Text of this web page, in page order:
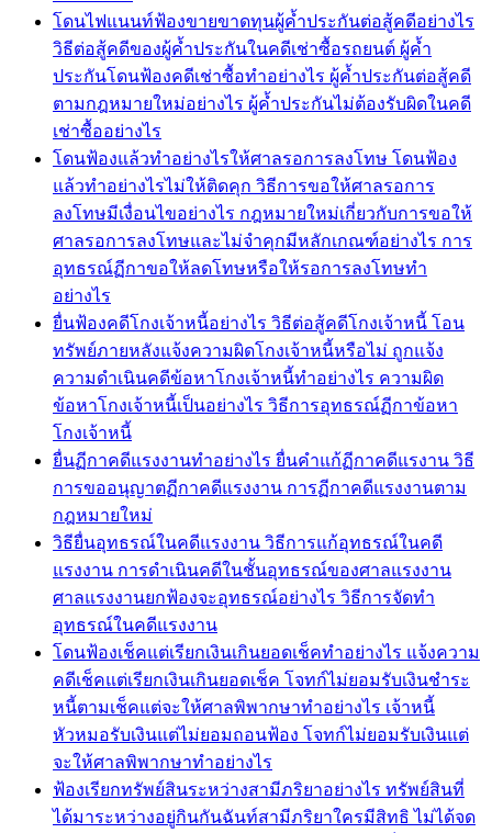
โดนไฟแนนท์ฟ้องขายขาดทุนผู้ค้ำประกันต่อสู้คดีอย่างไร
วิธีต่อสู้คดีของผู้ค้ำประกันในคดีเช่าซื้อรถยนต์ ผู้ค้ำ
ประกันโดนฟ้องคดีเช่าซื้อทำอย่างไร ผู้ค้ำประกันต่อสู้คดี
ตามกฎหมายใหม่อย่างไร ผู้ค้ำประกันไม่ต้องรับผิดในคดี
เช่าซื้ออย่างไร
โดนฟ้องแล้วทำอย่างไรให้ศาลรอการลงโทษ โดนฟ้อง
แล้วทำอย่างไรไม่ให้ติดคุก วิธีการขอให้ศาลรอการ
ลงโทษมีเงื่อนไขอย่างไร กฎหมายใหม่เกี่ยวกับการขอให้
ศาลรอการลงโทษและไม่จำคุกมีหลักเกณฑ์อย่างไร การ
อุทธรณ์ฏีกาขอให้ลดโทษหรือให้รอการลงโทษทำ
อย่างไร
ยื่นฟ้องคดีโกงเจ้าหนี้อย่างไร วิธีต่อสู้คดีโกงเจ้าหนี้ โอน
ทรัพย์ภายหลังแจ้งความผิดโกงเจ้าหนี้หรือไม่ ถูกแจ้ง
ความดำเนินคดีข้อหาโกงเจ้าหนี้ทำอย่างไร ความผิด
ข้อหาโกงเจ้าหนี้เป็นอย่างไร วิธีการอุทธรณ์ฏีกาข้อหา
โกงเจ้าหนี้
ยื่นฏีกาคดีแรงงานทำอย่างไร ยื่นคำแก้ฏีกาคดีแรงาน วิธี
การขออนุญาตฏีกาคดีแรงงาน การฏีกาคดีแรงงานตาม
กฎหมายใหม่
วิธียื่นอุทธรณ์ในคดีแรงงาน วิธีการแก้อุทธรณ์ในคดี
แรงงาน การดำเนินคดีในชั้นอุทธรณ์ของศาลแรงงาน
ศาลแรงงานยกฟ้องจะอุทธรณ์อย่างไร วิธีการจัดทำ
อุทธรณ์ในคดีแรงงาน
โดนฟ้องเช็คแต่เรียกเงินเกินยอดเช็คทำอย่างไร แจ้งความ
คดีเช็คแต่เรียกเงินเกินยอดเช็ค โจทก์ไม่ยอมรับเงินชำระ
หนี้ตามเช็คแต่จะให้ศาลพิพากษาทำอย่างไร เจ้าหนี้
หัวหมอรับเงินแต่ไม่ยอมถอนฟ้อง โจทก์ไม่ยอมรับเงินแต่
จะให้ศาลพิพากษาทำอย่างไร
ฟ้องเรียกทรัพย์สินระหว่างสามีภริยาอย่างไร ทรัพย์สินที่
ได้มาระหว่างอยู่กินกันฉันท์สามีภริยาใครมีสิทธิ ไม่ได้จด